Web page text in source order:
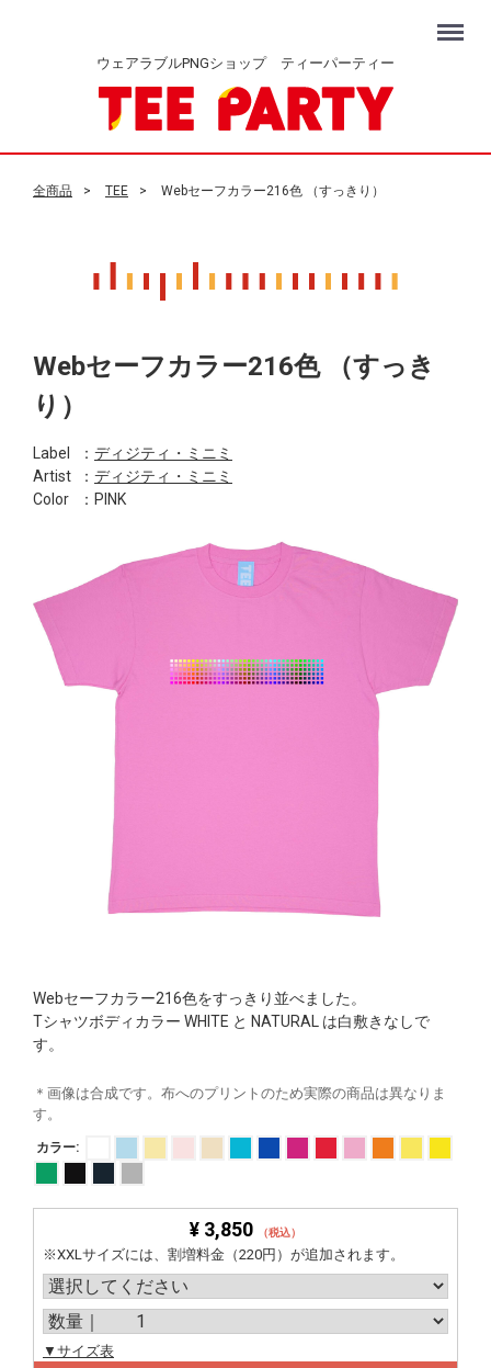
ウェアラブルPNGショップ ティーパーティー
Menu
全商品 TEE Webセーフカラー216色 （すっきり）
Webセーフカラー216色 （すっき
り）
Label ： ディジティ・ミニミ
Artist
： ディジティ・ミニミ
Color
：PINK
Webセーフカラー216色をすっきり並べました。
Tシャツボディカラー WHITE と NATURAL は白敷きなしで
す。
＊画像は合成です。布へのプリントのため実際の商品は異なりま
す。
カラー:
¥ 3,850 （税込）
※XXLサイズには、割増料金（220円）が追加されます。
▼サイズ表